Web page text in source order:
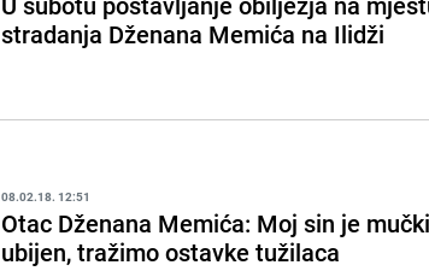
stradanja Dženana Memića na Ilidži
08.02.18. 12:51
Otac Dženana Memića: Moj sin je mučki
ubijen, tražimo ostavke tužilaca